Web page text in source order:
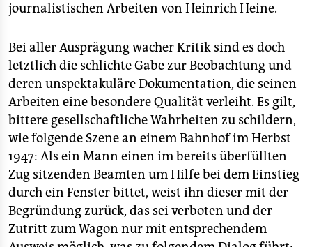
journalistischen Arbeiten von Heinrich Heine.
Bei aller Ausprägung wacher Kritik sind es doch
letztlich die schlichte Gabe zur Beobachtung und
deren unspektakuläre Dokumentation, die seinen
Arbeiten eine besondere Qualität verleiht. Es gilt,
bittere gesellschaftliche Wahrheiten zu schildern,
wie folgende Szene an einem Bahnhof im Herbst
1947: Als ein Mann einen im bereits überfüllten
Zug sitzenden Beamten um Hilfe bei dem Einstieg
durch ein Fenster bittet, weist ihn dieser mit der
Begründung zurück, das sei verboten und der
Zutritt zum Wagon nur mit entsprechendem